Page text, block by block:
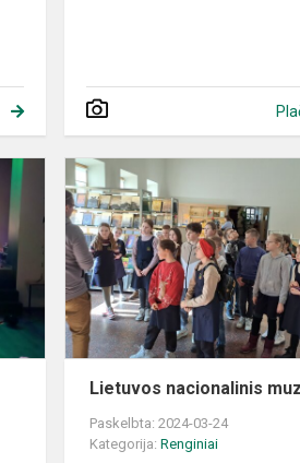
Spektaklis
"Voro
vestuvės"
Lietuvos nacionalinis
Paskelbta: 2024-03-24
Kategorija:Renginiai